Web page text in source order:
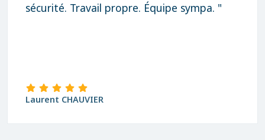
sécurité. Travail propre. Équipe sympa. "
Laurent CHAUVIER